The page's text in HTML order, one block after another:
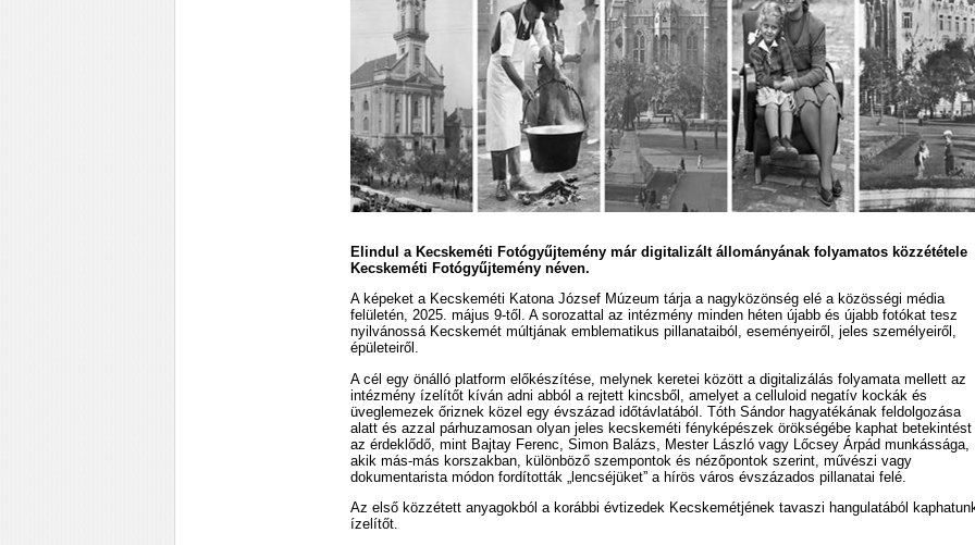
Elindul a Kecskeméti Fotógyűjtemény már digitalizált állományának folyamatos közzététele
Kecskeméti Fotógyűjtemény néven.
A képeket a Kecskeméti Katona József Múzeum tárja a nagyközönség elé a közösségi média
felületén, 2025. május 9-től. A sorozattal az intézmény minden héten újabb és újabb fotókat tesz
nyilvánossá Kecskemét múltjának emblematikus pillanataiból, eseményeiről, jeles személyeiről,
épületeiről.
A cél egy önálló platform előkészítése, melynek keretei között a digitalizálás folyamata mellett az
intézmény ízelítőt kíván adni abból a rejtett kincsből, amelyet a celluloid negatív kockák és
üveglemezek őriznek közel egy évszázad időtávlatából. Tóth Sándor hagyatékának feldolgozása
alatt és azzal párhuzamosan olyan jeles kecskeméti fényképészek örökségébe kaphat betekintést
az érdeklődő, mint Bajtay Ferenc, Simon Balázs, Mester László vagy Lőcsey Árpád munkássága,
akik más-más korszakban, különböző szempontok és nézőpontok szerint, művészi vagy
dokumentarista módon fordították „lencséjüket” a hírös város évszázados pillanatai felé.
Az első közzétett anyagokból a korábbi évtizedek Kecskemétjének tavaszi hangulatából
ízelítőt.